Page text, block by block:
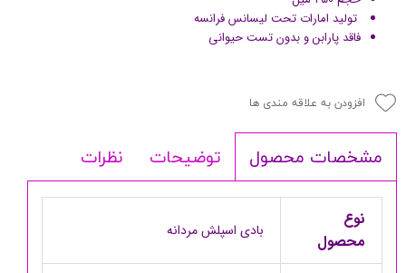
تولید امارات تحت لیسانس فرانسه
فاقد پارابن و بدون تست حیوانی
افزودن به علاقه مندی ها
مشخصات محصول توضیحات نظرات
نوع
محصول
بادی اسپلش مردانه